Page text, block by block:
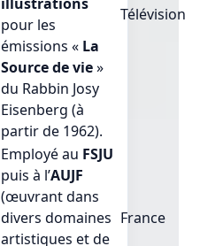
pour les
émissions « La
Source de vie»
du Rabbin Josy
Eisenberg (à
partir de 1962).
Télévision
Employé au FSJU
puis à l’AUJF
(œuvrant dans
divers domaines
artistiques et de
France